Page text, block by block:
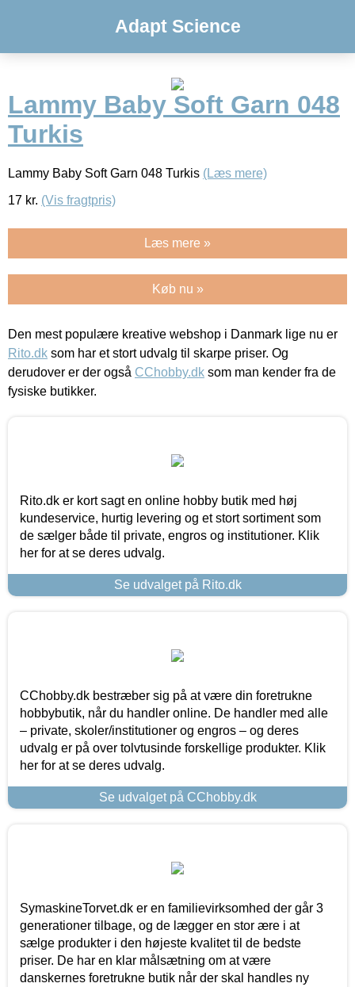
Adapt Science
Lammy Baby Soft Garn 048
Turkis
Lammy Baby Soft Garn 048 Turkis (Læs mere)
17 kr. (Vis fragtpris)
Læs mere »
Køb nu »
Den mest populære kreative webshop i Danmark lige nu er
Rito.dk som har et stort udvalg til skarpe priser. Og
derudover er der også CChobby.dk som man kender fra de
fysiske butikker.
Rito.dk er kort sagt en online hobby butik med høj
kundeservice, hurtig levering og et stort sortiment som
de sælger både til private, engros og institutioner. Klik
her for at se deres udvalg.
Se udvalget på Rito.dk
CChobby.dk bestræber sig på at være din foretrukne
hobbybutik, når du handler online. De handler med alle
– private, skoler/institutioner og engros – og deres
udvalg er på over tolvtusinde forskellige produkter. Klik
her for at se deres udvalg.
Se udvalget på CChobby.dk
SymaskineTorvet.dk er en familievirksomhed der går 3
generationer tilbage, og de lægger en stor ære i at
sælge produkter i den højeste kvalitet til de bedste
priser. De har en klar målsætning om at være
danskernes foretrukne butik når der skal handles ny